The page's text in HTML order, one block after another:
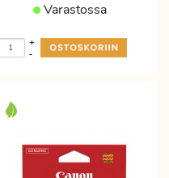
Varastossa
-
+